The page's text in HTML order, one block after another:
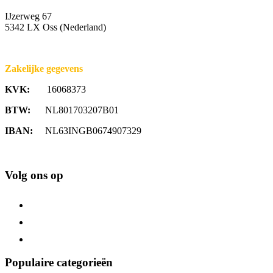
IJzerweg 67
5342 LX Oss (Nederland)
Zakelijke gegevens
KVK: 16068373
BTW: NL801703207B01
IBAN: NL63INGB0674907329
Volg ons op
Populaire categorieën